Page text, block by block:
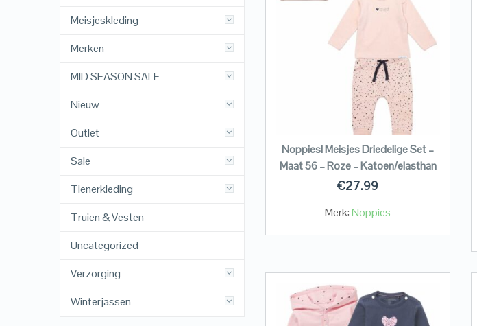
Noppies! Meisjes Driedelige Set –
Maat 56 – Roze – Katoen/elasthan
€27.99
Merk:Noppies
Meisjeskleding
Merken
MID SEASON SALE
Nieuw
Outlet
Sale
Tienerkleding
Truien & Vesten
Uncategorized
Verzorging
Winterjassen